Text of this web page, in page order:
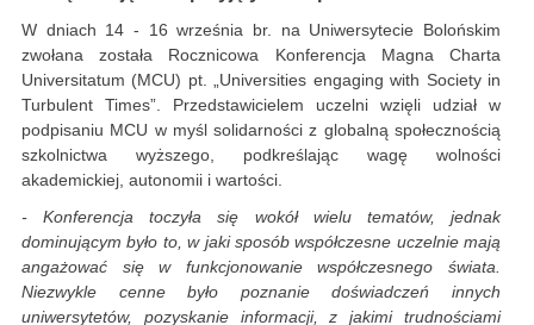
W dniach 14 - 16 września br. na Uniwersytecie Bolońskim
zwołana została Rocznicowa Konferencja Magna Charta
Universitatum (MCU) pt. „Universities engaging with Society in
Turbulent Times”. Przedstawicielem uczelni wzięli udział w
podpisaniu MCU w myśl solidarności z globalną społecznością
szkolnictwa wyższego, podkreślając wagę wolności
akademickiej, autonomii i wartości.
- Konferencja toczyła się wokół wielu tematów, jednak
dominującym było to, w jaki sposób współczesne uczelnie mają
angażować się w funkcjonowanie współczesnego świata.
Niezwykle cenne było poznanie doświadczeń innych
uniwersytetów, pozyskanie informacji, z jakimi trudnościami